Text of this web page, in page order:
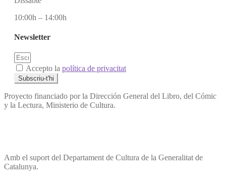
10:00h – 14:00h
Newsletter
Accepto la política de privacitat
Subscriu-t'hi
Proyecto financiado por la Dirección General del Libro, del Cómic
y la Lectura, Ministerio de Cultura.
Amb el suport del Departament de Cultura de la Generalitat de
Catalunya.